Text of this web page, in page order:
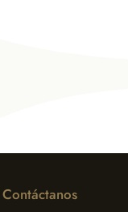
Contáctanos